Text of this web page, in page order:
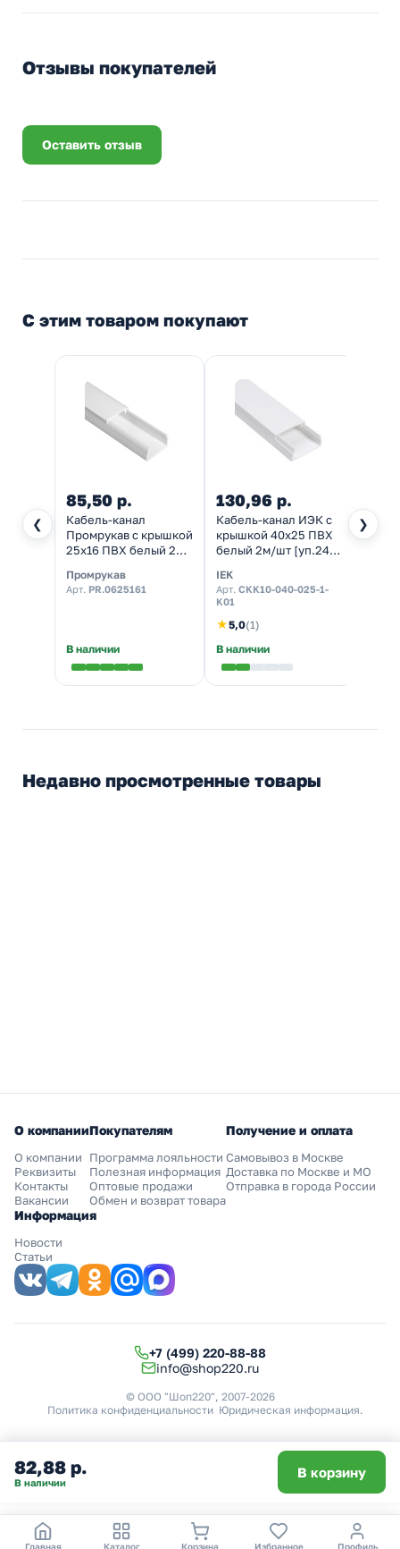
Отзывы покупателей
Оставить отзыв
С этим товаром покупают
❮ ❯
85,50 р.
Кабель-канал
Промрукав с крышкой
25х16 ПВХ белый 2м/
(кабельный короб)
Промрукав
Арт. PR.0625161
В наличии
130,96 р.
Кабель-канал ИЭК с
крышкой 40х25 ПВХ
белый 2м/шт [уп.24м]
короб)
IEK
Арт. CKK10-040-025-1-
K01
★5,0(1)
В наличии
Недавно просмотренные товары
82,88 р.
В наличии
В корзину
О компании
О компании
Реквизиты
Контакты
Вакансии
Покупателям
Программа лояльности
Полезная информация
Оптовые продажи
Обмен и возврат товара
Получение и оплата
Самовывоз в Москве
Доставка по Москве и МО
Отправка в города России
Информация
Новости
Статьи
+7 (499) 220-88-88
info@shop220.ru
© ООО "Шоп220", 2007-2026
Политика конфиденциальности Юридическая информация.
Главная Каталог Корзина Избранное Профиль